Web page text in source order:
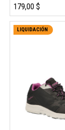
179,00 $
LIQUIDACIÓN